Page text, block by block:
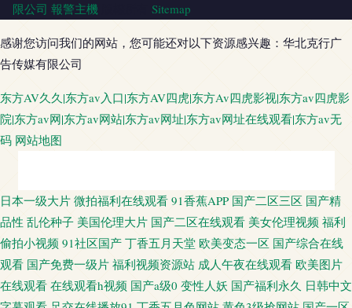
限公司 報警主機 Sitemap
感谢您访问我们的网站，您可能还对以下资源感兴趣：华北克行广
告传媒有限公司
东方AV久久|东方av入口|东方AV四虎|东方Av四虎影视|东方av四虎影
院|东方av网|东方av网站|东方av网址|东方av网址在线观看|东方av无
码 网站地图
久草福利不卡 久久AV潮吹AV www艹 精品天天干天天 欧美色综合 视频在线
第91页 亚洲污久 jk啪啪内射 九一免费观看 亚洲性爱论坛 91在线视频国产 丁
香五月花影院 精品偷拍网 人妻视频网站91 91岛国 超碰人人妻 国产久久男人
日本一级大片 微拍福利在线观看 91香蕉APP 国产二区三区 国产精
品性 乱伦种子 美国伦理大片 国产二区在线观看 美女伦理视频 福利
偷拍小视频 91社区国产 丁香五月天堂 欧美变态一区 国产综合在线
观看 国产免费一级片 福利视频资源站 成人午夜在线观看 欧美图片
在线观看 在线观看h视频 国产a级0 变性人妖 国产福利永久 日韩中文